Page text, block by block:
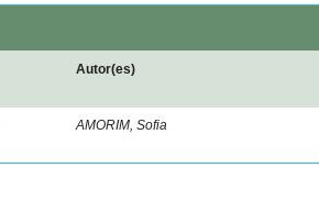
Autor(es)
AMORIM, Sofia